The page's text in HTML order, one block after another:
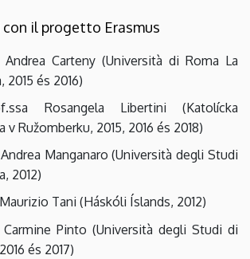
il progetto Erasmus
Andrea Carteny (Università di Roma La
2015 és 2016)
Rosangela Libertini (Katolícka
v Ružomberku, 2015, 2016 és 2018)
Manganaro (Università degli Studi
2012)
Tani (Háskóli Íslands, 2012)
Carmine Pinto (Università degli Studi di
és 2017)